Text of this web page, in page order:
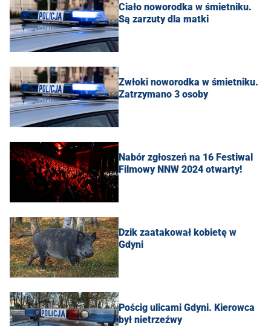
Ciało noworodka w śmietniku.
Są zarzuty dla matki
Zwłoki noworodka w śmietniku.
Zatrzymano 3 osoby
Nabór zgłoszeń na 16 Festiwal
Filmowy NNW 2024 otwarty!
Dzik zaatakował kobietę w
Gdyni
Pościg ulicami Gdyni. Kierowca
był nietrzeźwy